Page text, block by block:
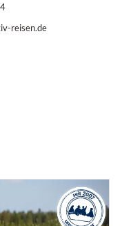
reisen.de